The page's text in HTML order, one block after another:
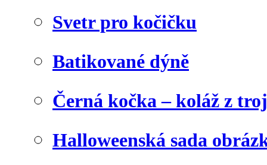
Svetr pro kočičku
Batikované dýně
Černá kočka – koláž z
Halloweenská sada